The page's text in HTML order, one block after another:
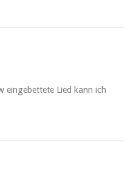
einge­bet­tete Lied kann ich